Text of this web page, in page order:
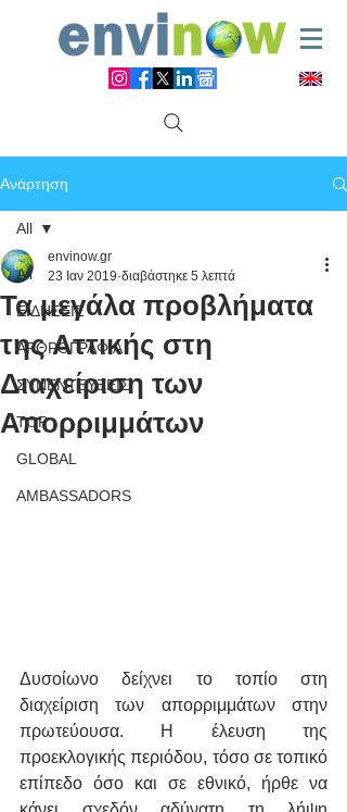
Ανάρτηση
All
ΕΙΔΗΣΕΙΣ
ΑΡΘΡΟΓΡΑΦΙΑ
ΣΥΝΕΝΤΕΥΞΕΙΣ
TOP
GLOBAL
AMBASSADORS
All
Τα μεγάλα προβλήματα
της Αττικής στη
Διαχείριση των
Απορριμμάτων
envinow.gr
23 Ιαν 2019 διαβάστηκε 5 λεπτά
Δυσοίωνο δείχνει το τοπίο στη
διαχείριση των απορριμμάτων στην
πρωτεύουσα. Η έλευση της
προεκλογικής περιόδου, τόσο σε τοπικό
επίπεδο όσο και σε εθνικό, ήρθε να